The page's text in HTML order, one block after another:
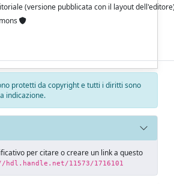
(versione pubblicata con il layout
protetti da copyright e tutti i diritti sono
indicazione.
per citare o creare un link a questo
11573/1716101